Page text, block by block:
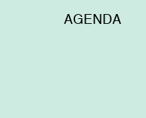
Menú
AGENDA